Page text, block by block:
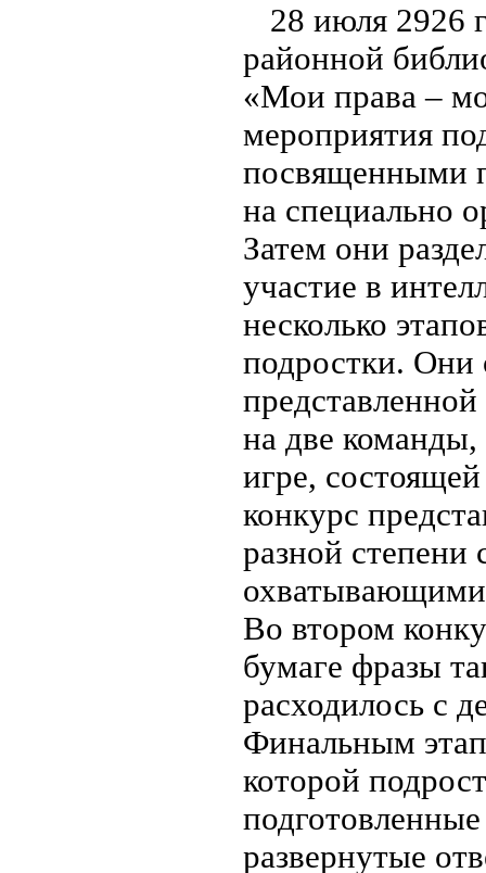
28 июля 2926
районной
«Мои права –
мероприятия
посвященными
на специально
Затем они
участие в
несколько
подростки. Они
на две команды,
игре,
конкурс
разной степени
Во втором
бумаге фразы
расходилось с
Финальным
которой
развернутые